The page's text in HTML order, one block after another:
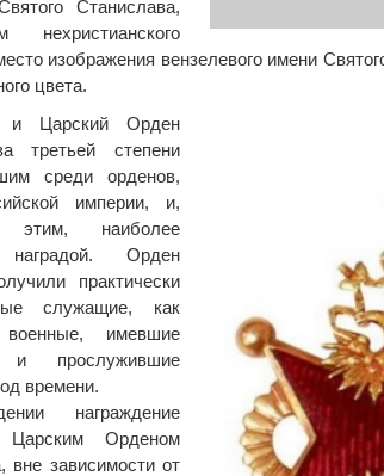
Станислава,
изображения вензелевого имени
цвета.
и Царский Орден
третьей степени
среди орденов,
империи, и,
этим, наиболее
наградой. Орден
практически
служащие, как
имевшие
прослужившие
времени.
награждение
Царским Орденом
вне зависимости от